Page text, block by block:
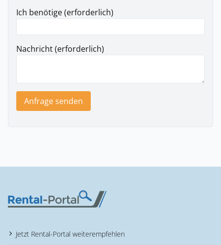
Ich benötige (erforderlich)
Nachricht (erforderlich)
Anfrage senden
Jetzt Rental-Portal weiterempfehlen